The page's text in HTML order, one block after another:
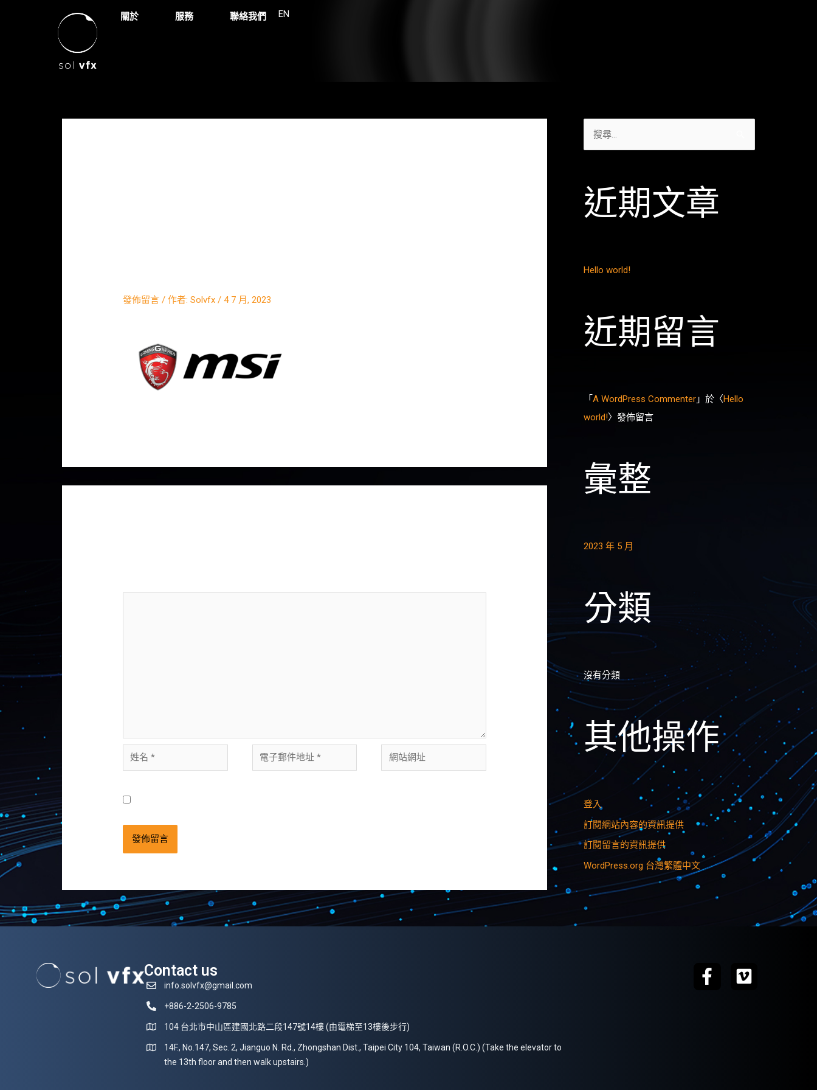
關於 服務 聯絡我們 EN
發佈留言 / 作者:Solvfx/4 7 月, 2023
近期文章
Hello world!
近期留言
「 A WordPress Commenter 」於〈Hello
world!〉發佈留言
彙整
2023 年 5 月
分類
沒有分類
其他操作
登入
訂閱網站內容的資訊提供
訂閱留言的資訊提供
WordPress.org 台灣繁體中文
Contact us
info.solvfx@gmail.com
+886-2-2506-9785
104 台北市中山區建國北路二段147號14樓 (由電梯至13樓後步行)
14F., No.147, Sec. 2, Jianguo N. Rd., Zhongshan Dist., Taipei City 104, Taiwan (R.O.C.) (Take the elevator to
the 13th floor and then walk upstairs.)